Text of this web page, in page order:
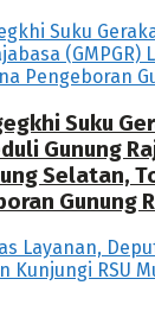
Suku
Gunung
Selatan,
Gunung